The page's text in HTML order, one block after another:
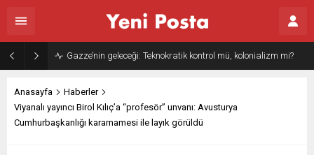
Gazze’nin geleceği: Teknokratik kontrol mü, kolonializm mi?
Anasayfa
Haberler
Viyanalı yayıncı Birol Kılıç’a “profesör” unvanı: Avusturya
Cumhurbaşkanlığı kararnamesi ile layık görüldü